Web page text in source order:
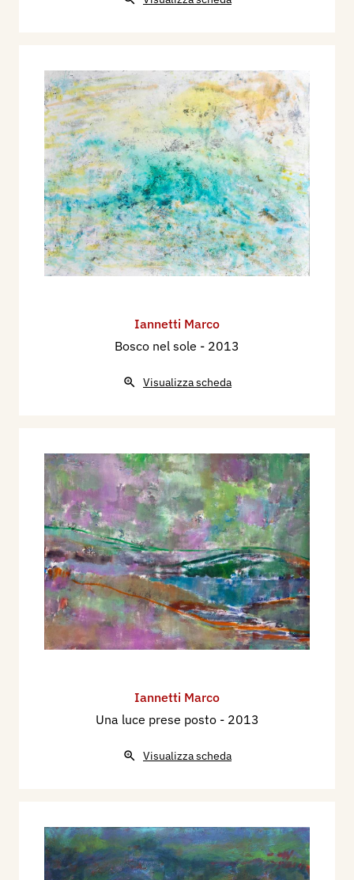
Iannetti Marco
Bosco nel sole - 2013
Visualizza scheda
Iannetti Marco
Una luce prese posto - 2013
Visualizza scheda